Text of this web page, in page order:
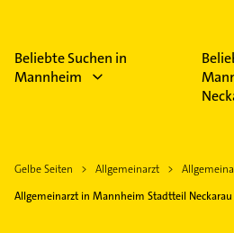
Beliebte Suchen in
Mannheim
Gelbe Seiten Allgemeinarzt
Allgemeinarzt in Mannheim Stadtteil Neckarau